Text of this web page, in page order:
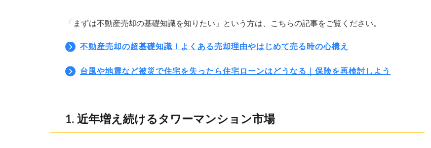
「まずは不動産売却の基礎知識を知りたい」という方は、こちらの記事をご覧ください。
不動産売却の超基礎知識！よくある売却理由やはじめて売る時の心構え
台風や地震など被災で住宅を失ったら住宅ローンはどうなる｜保険を再検討しよう
近年増え続けるタワーマンション市場